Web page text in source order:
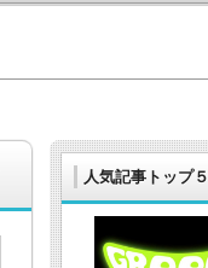
人気記事トップ５